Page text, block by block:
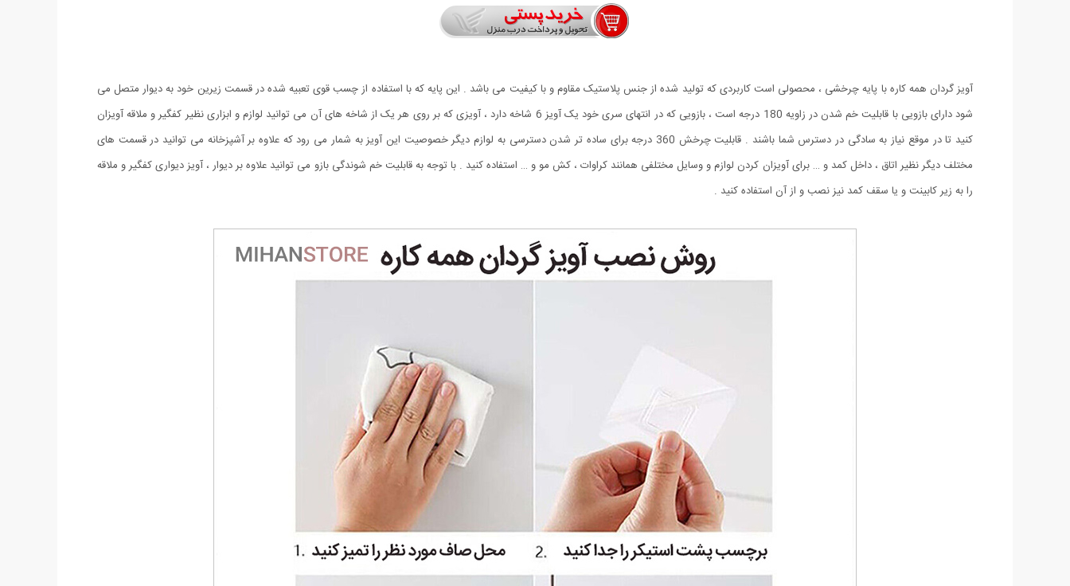
آویز گردان همه کاره با پایه چرخشی ، محصولی است کاربردی که تولید شده از جنس پلاستیک مقاوم و با کیفیت می باشد . این پایه که با استفاده از چسب قوی تعبیه شده در قسمت زیرین خود به دیوار متصل می
شود دارای بازویی با قابلیت خم شدن در زاویه 180 درجه است ، بازویی که در انتهای سری خود یک آویز 6 شاخه دارد ، آویزی که بر روی هر یک از شاخه های آن می توانید لوازم و ابزاری نظیر کفگیر و ملاقه آویزان
کنید تا در موقع نیاز به سادگی در دسترس شما باشند . قابلیت چرخش 360 درجه برای ساده تر شدن دسترسی به لوازم دیگر خصوصیت این آویز به شمار می رود که علاوه بر آشپزخانه می توانید در قسمت های
مختلف دیگر نظیر اتاق ، داخل کمد و … برای آویزان کردن لوازم و وسایل مختلفی همانند کراوات ، کش مو و … استفاده کنید . با توجه به قابلیت خم شوندگی بازو می توانید علاوه بر دیوار ، آویز دیواری کفگیر و ملاقه
را به زیر کابینت و یا سقف کمد نیز نصب و از آن استفاده کنید .